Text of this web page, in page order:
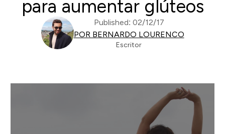
para aumentar glúteos
Published: 02/12/17
POR BERNARDO LOURENCO
Escritor